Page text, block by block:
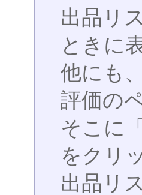
出品リ
ときに
他にも
評価の
そこに
をクリ
出品リ